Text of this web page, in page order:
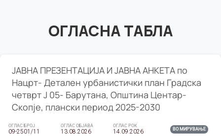
ОГЛАСНА ТАБЛА
ЈАВНА ПРЕЗЕНТАЦИЈА И ЈАВНА АНКЕТА по
Нацрт- Детален урбанистички план Градска
четврт Ј 05- Барутана, Општина Центар-
Скопје, плански период 2025-2030
ОГЛАС БРОЈ
09-2501/11
ОГЛАС ОБЈАВА
13.08.2026
ОГЛАС РОК
14.09.2026 ВО МИРУВАЊЕ